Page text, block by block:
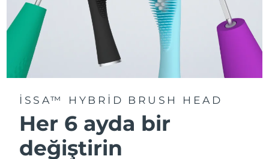
ISSA™ HYBRID BRUSH HEAD
Her 6 ayda bir
değiştirin